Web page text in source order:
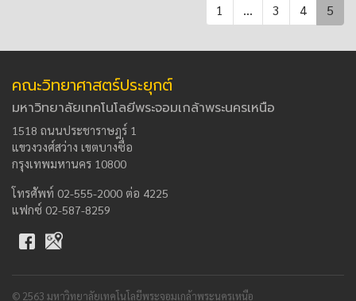
1 ... 3 4 5
คณะวิทยาศาสตร์ประยุกต์
มหาวิทยาลัยเทคโนโลยีพระจอมเกล้าพระนครเหนือ
1518 ถนนประชาราษฎร์ 1
แขวงวงศ์สว่าง เขตบางซื่อ
กรุงเทพมหานคร 10800
โทรศัพท์ 02-555-2000 ต่อ 4225
แฟกซ์ 02-587-8259
© 2563 มหาวิทยาลัยเทคโนโลยีพระจอมเกล้าพระนครเหนือ